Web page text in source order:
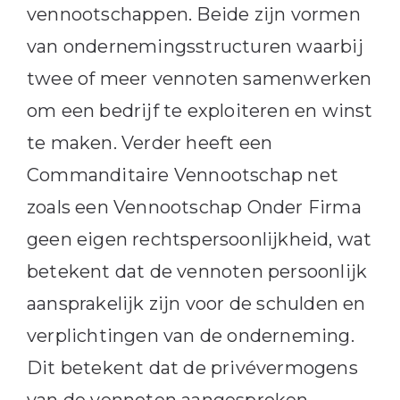
vennootschappen. Beide zijn vormen
van ondernemingsstructuren waarbij
twee of meer vennoten samenwerken
om een bedrijf te exploiteren en winst
te maken. Verder heeft een
Commanditaire Vennootschap net
zoals een Vennootschap Onder Firma
geen eigen rechtspersoonlijkheid, wat
betekent dat de vennoten persoonlijk
aansprakelijk zijn voor de schulden en
verplichtingen van de onderneming.
Dit betekent dat de privévermogens